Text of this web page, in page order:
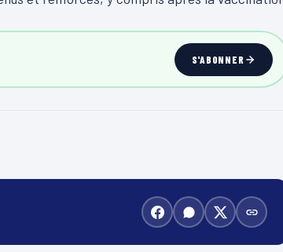
S'ABONNER